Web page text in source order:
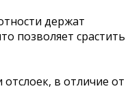
держат
позволяет срастить
отслоек, в отличие от